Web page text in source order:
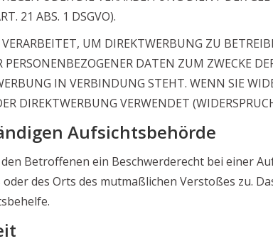
21 ABS. 1 DSGVO).
UM DIREKTWERBUNG ZU
PERSONENBEZOGENER DATEN ZUM ZWECKE
IN VERBINDUNG STEHT. WENN SIE
DIREKTWERBUNG VERWENDET
Aufsichtsbehörde
Betroffenen ein Beschwerderecht bei einer
des Orts des mutmaßlichen Verstoßes zu.